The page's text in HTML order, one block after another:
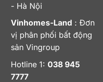
- Hà Nội
Vinhomes-Land : Đơn
vị phân phối bất động
sản Vingroup
Hotline 1: 038 945
7777